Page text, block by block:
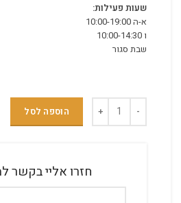
שעות פעילות:
א-ה 10:00-19:00
ו 10:00-14:30
שבת סגור
הוספה לסל
חזרו אליי בקשר